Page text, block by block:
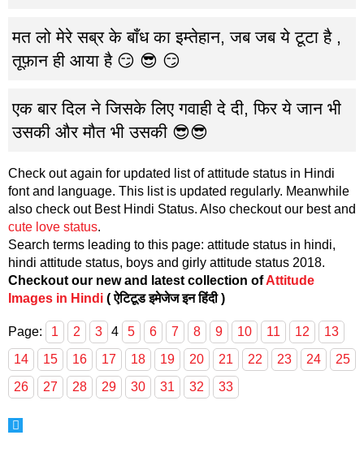
मत लो मेरे सब्र के बाँध का इम्तेहान, जब जब ये टूटा है ,
तूफ़ान ही आया है 😏 😎 😏
एक बार दिल ने जिसके लिए गवाही दे दी, फिर ये जान भी
उसकी और मौत भी उसकी 😎😎
Check out again for updated list of attitude status in Hindi
font and language. This list is updated regularly. Meanwhile
also check out Best Hindi Status. Also checkout our best and
cute love status.
Search terms leading to this page: attitude status in hindi,
hindi attitude status, boys and girly attitude status 2018.
Checkout our new and latest collection ofAttitude
Images in Hindi ( ऐटिटूड इमेजेज इन हिंदी )
Page: 1 2 3 4 5 6 7 8 9 10 11 12
13
14
15 16 17 18 19 20 21 22 23 24
25
26
27 28 29 30 31 32 33